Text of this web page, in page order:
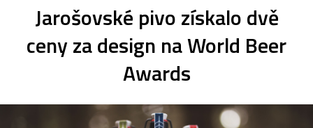
Jarošovské pivo získalo dvě
ceny za design na World Beer
Awards